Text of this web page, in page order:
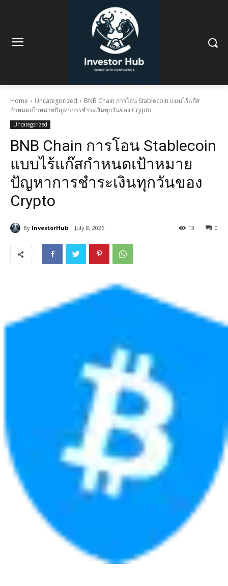
Home Uncategorized
BNB Chain การโอน Stablecoin แบบไร้แก๊ส
กำหนดเป้าหมายปัญหาการชำระเงินทุกวันของ Crypto
Uncategorized
BNB Chain การโอน Stablecoin
แบบไร้แก๊สกำหนดเป้าหมาย
ปัญหาการชำระเงินทุกวันของ
Crypto
By InvestorHub July 8, 2026 0
13